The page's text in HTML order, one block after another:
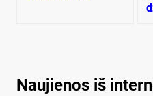
Naujienos iš